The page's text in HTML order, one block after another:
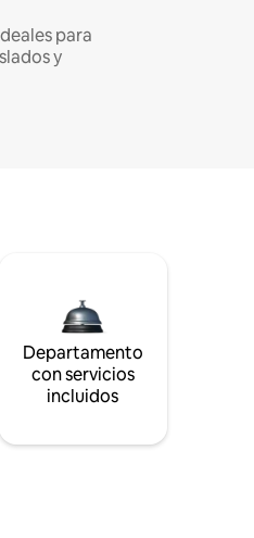
para
y
Departamento
con servicios
incluidos